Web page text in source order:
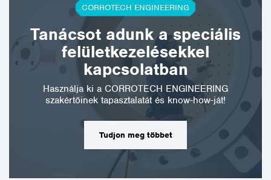
CORROTECH ENGINEERING
Tanácsot adunk a speciális
felületkezelésekkel
kapcsolatban
Használja ki a CORROTECH ENGINEERING
szakértőinek tapasztalatát és know-how-ját!
Tudjon meg többet